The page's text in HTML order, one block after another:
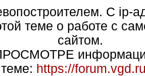
теме о работе с
сайтом.
https://